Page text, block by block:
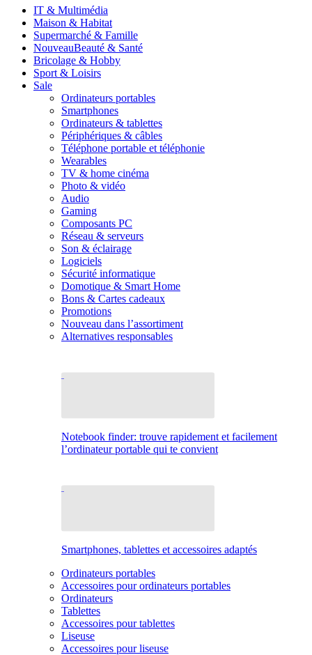
IT & Multimédia
Maison & Habitat
Supermarché & Famille
NouveauBeauté & Santé
Bricolage & Hobby
Sport & Loisirs
Sale
Ordinateurs portables
Smartphones
Ordinateurs & tablettes
Périphériques & câbles
Téléphone portable et téléphonie
Wearables
TV & home cinéma
Photo & vidéo
Audio
Gaming
Composants PC
Réseau & serveurs
Son & éclairage
Logiciels
Sécurité informatique
Domotique & Smart Home
Bons & Cartes cadeaux
Promotions
Nouveau dans l’assortiment
Alternatives responsables
Notebook finder: trouve rapidement et facilement
l’ordinateur portable qui te convient
Smartphones, tablettes et accessoires adaptés
Ordinateurs portables
Accessoires pour ordinateurs portables
Ordinateurs
Tablettes
Accessoires pour tablettes
Liseuse
Accessoires pour liseuse